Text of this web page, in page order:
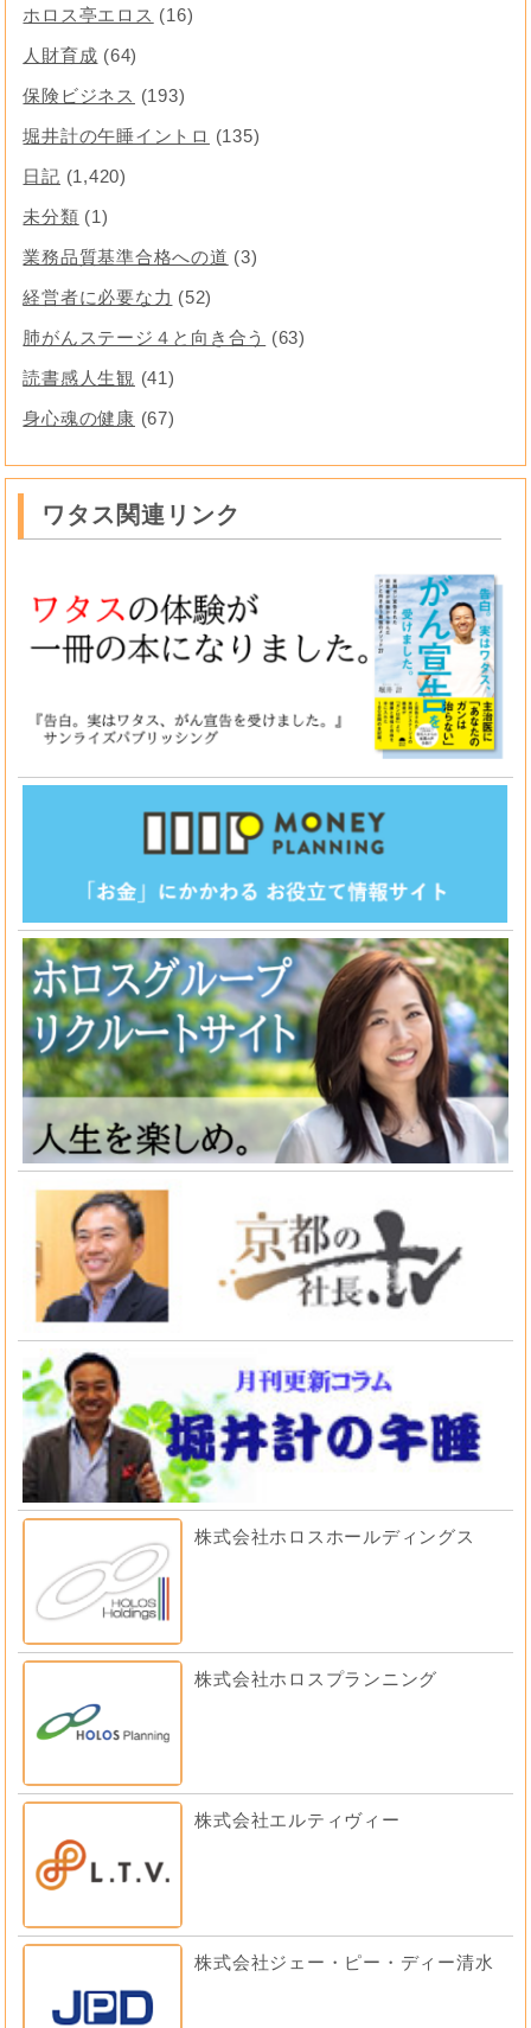
ホロス亭エロス (16)
人財育成 (64)
保険ビジネス (193)
堀井計の午睡イントロ (135)
日記 (1,420)
未分類 (1)
業務品質基準合格への道 (3)
経営者に必要な力 (52)
肺がんステージ４と向き合う
(63)
読書感人生観 (41)
身心魂の健康 (67)
ワタス関連リンク
株式会社ホロスホールディングス
株式会社ホロスプランニング
株式会社エルティヴィー
株式会社ジェー・ピー・ディー清水